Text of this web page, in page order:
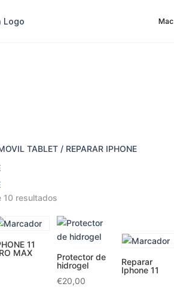
Mac
TABLET / REPARAR IPHONE
10 resultados
11
MAX
Protector de
hidrogel
€20,00
Reparar
Iphone 11